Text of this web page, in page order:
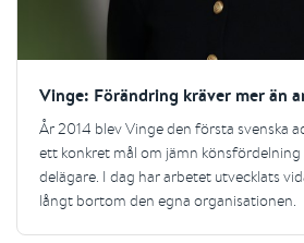
Vinge: Förändring kräver mer än
År 2014 blev Vinge den första svenska
ett konkret mål om jämn
delägare. I dag har arbetet utvecklats
långt bortom den egna organisationen.